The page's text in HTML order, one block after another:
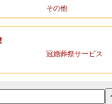
その他
冠婚葬祭サービス